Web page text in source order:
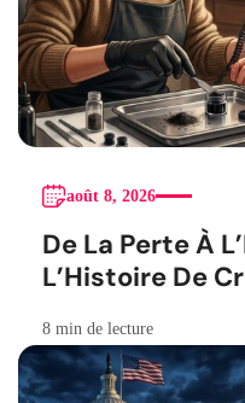
août 8, 2026
De La Perte À
L’Histoire De
8 min de lecture